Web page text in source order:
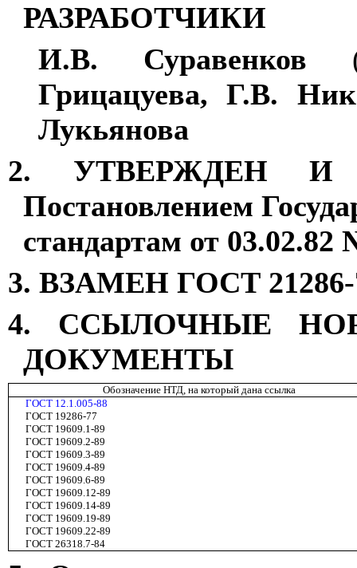
РАЗРАБОТЧИКИ
И.В. Суравенков
Грицацуева, Г.В.
Лукьянова
2. УТВЕРЖДЕН И
Постановлением
стандартам от 03.02.82
3. ВЗАМЕН ГОСТ 21286-
4. ССЫЛОЧНЫЕ
ДОКУМЕНТЫ
Обозначение НТД, на который дана ссылка
ГОСТ 12.1.005-88
ГОСТ 19286-77
ГОСТ 19609.1-89
ГОСТ 19609.2-89
ГОСТ 19609.3-89
ГОСТ 19609.4-89
ГОСТ 19609.6-89
ГОСТ 19609.12-89
ГОСТ 19609.14-89
ГОСТ 19609.19-89
ГОСТ 19609.22-89
ГОСТ 26318.7-84